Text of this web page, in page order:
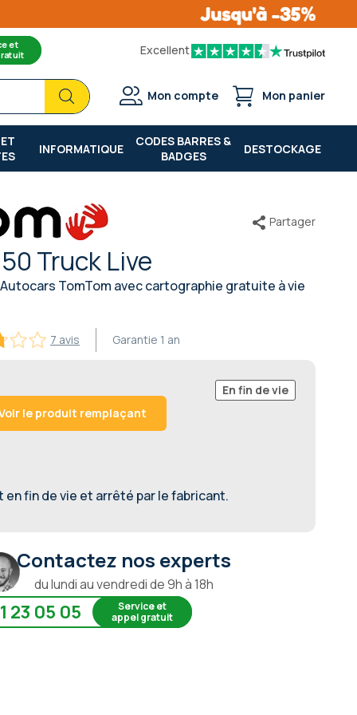
et Excellent
Chercher
Chercher
Mon compte Mon panier
INFORMATIQUE
CODES BARRES &
BADGES
DESTOCKAGE
Truck Live
TomTom avec cartographie gratuite à vie
7 avis Garantie 1 an
Partager
En fin de vie
le produit remplaçant
fin de vie et arrêté par le fabricant.
Contactez nos experts
du lundi au vendredi de 9h à 18h
23 05 05
Service et
appel gratuit